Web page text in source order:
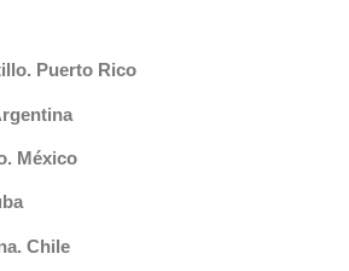
Puerto Rico
México
Chile